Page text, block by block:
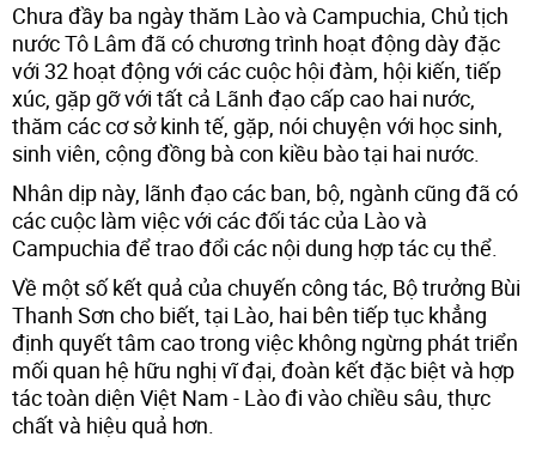
Chưa đầy ba ngày thăm Lào và Campuchia, Chủ tịch
nước Tô Lâm đã có chương trình hoạt động dày đặc
với 32 hoạt động với các cuộc hội đàm, hội kiến, tiếp
xúc, gặp gỡ với tất cả Lãnh đạo cấp cao hai nước,
thăm các cơ sở kinh tế, gặp, nói chuyện với học sinh,
sinh viên, cộng đồng bà con kiều bào tại hai nước.
Nhân dịp này, lãnh đạo các ban, bộ, ngành cũng đã có
các cuộc làm việc với các đối tác của Lào và
Campuchia để trao đổi các nội dung hợp tác cụ thể.
Về một số kết quả của chuyến công tác, Bộ trưởng Bùi
Thanh Sơn cho biết, tại Lào, hai bên tiếp tục khẳng
định quyết tâm cao trong việc không ngừng phát triển
mối quan hệ hữu nghị vĩ đại, đoàn kết đặc biệt và hợp
tác toàn diện Việt Nam - Lào đi vào chiều sâu, thực
chất và hiệu quả hơn.